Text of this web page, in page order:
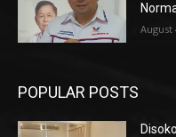
August
POPULAR POSTS